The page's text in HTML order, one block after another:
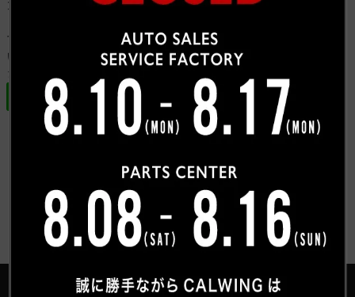
て即決いただきました。
いつもご遠方ながら当社をご用命いただき誠に有難うご
ざいます。A様、今後ともよろしくお願い致します。